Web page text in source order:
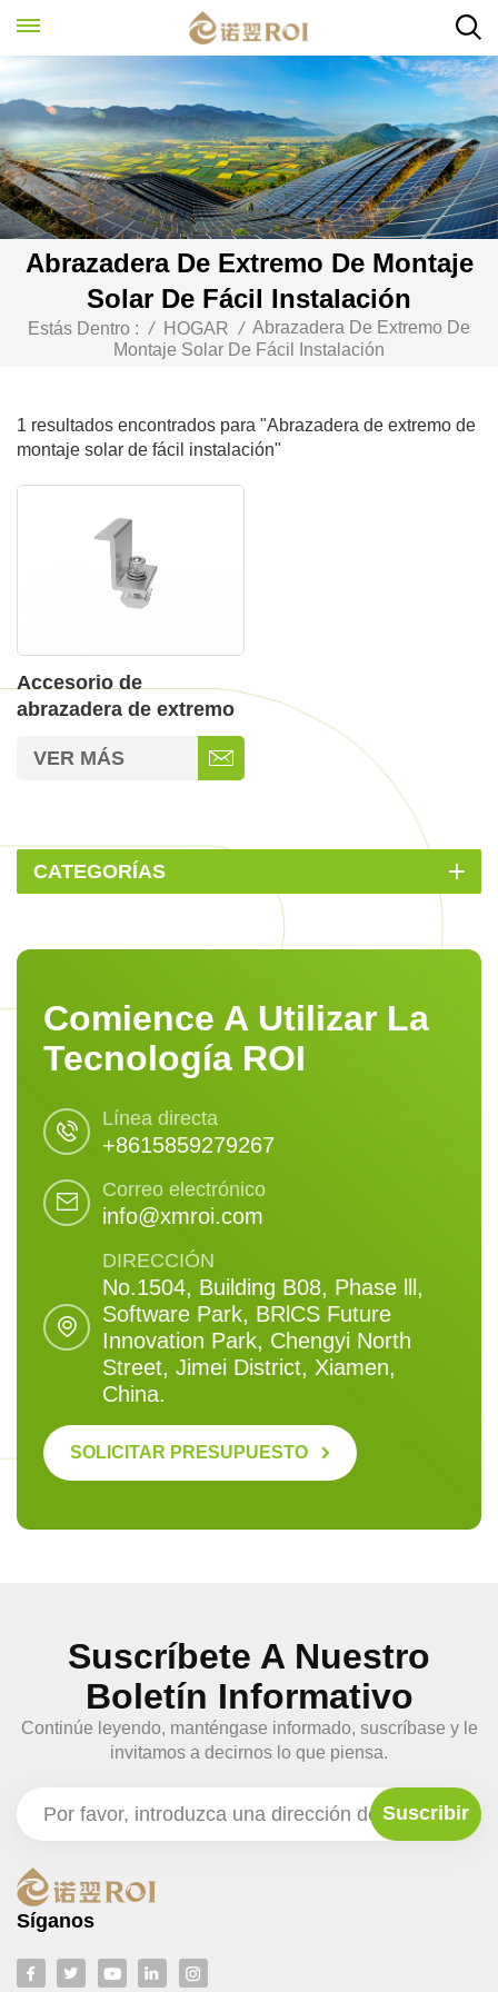
Abrazadera De Extremo De Montaje
Solar De Fácil Instalación
Estás Dentro : / HOGAR / Abrazadera De Extremo De
Montaje Solar De Fácil Instalación
1 resultados encontrados para "Abrazadera de extremo de
montaje solar de fácil instalación"
Accesorio de
abrazadera de extremo
de liberación rápida
para sistemas de
VER MÁS
CATEGORÍAS
Comience A Utilizar La
Tecnología ROI
Línea directa
+8615859279267
Correo electrónico
info@xmroi.com
DIRECCIÓN
No.1504, Building B08, Phase lll,
Software Park, BRlCS Future
Innovation Park, Chengyi North
Street, Jimei District, Xiamen,
China.
SOLICITAR PRESUPUESTO
Suscríbete A Nuestro
Boletín Informativo
Continúe leyendo, manténgase informado, suscríbase y le
invitamos a decirnos lo que piensa.
Síganos